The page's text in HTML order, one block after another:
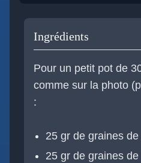
Ingrédients
Pour un petit pot de
comme sur la photo
:
25 gr de graines
25 gr de graines de